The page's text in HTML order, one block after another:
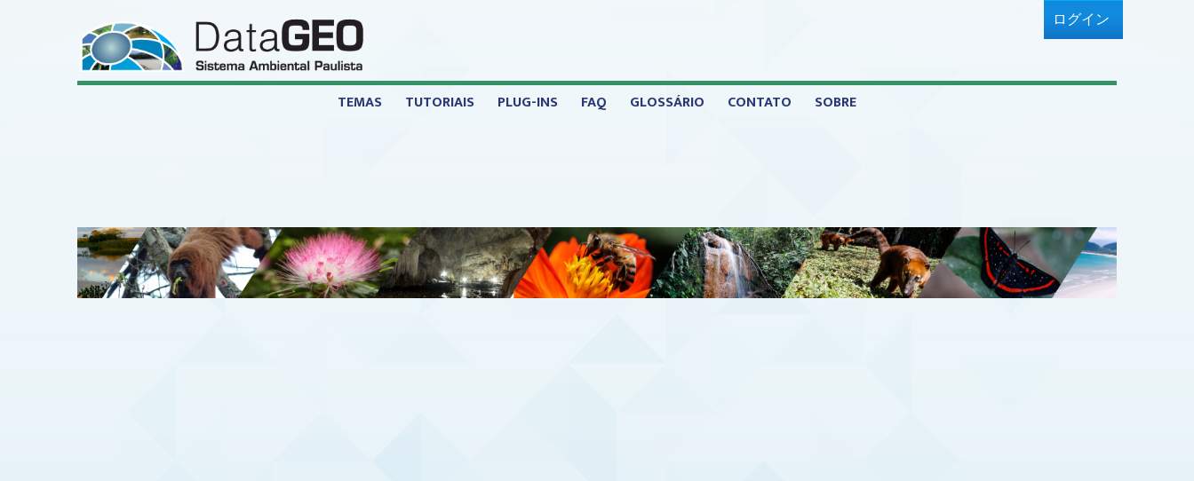
ログイン
TEMAS TUTORIAIS PLUG-INS FAQ GLOSSÁRIO CONTATO SOBRE